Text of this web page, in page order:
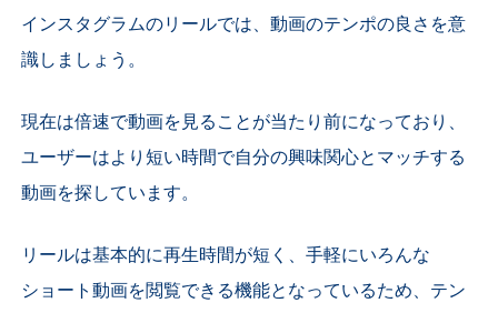
インスタグラムのリールでは、動画のテンポの良さを意
識しましょう。
現在は倍速で動画を見ることが当たり前になっており、
ユーザーはより短い時間で自分の興味関心とマッチする
動画を探しています。
リールは基本的に再生時間が短く、手軽にいろんな
ショート動画を閲覧できる機能となっているため、テン